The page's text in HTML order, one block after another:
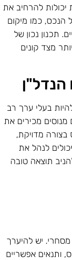
יכולות להרחיב את
כמו מיקום
תכנון נכון של
מצד קונים
בעלי ערך רב
מכירים את
מדויקת,
לנהל את
תוצאה טובה
יש להיערך
ותנאים אפשריים